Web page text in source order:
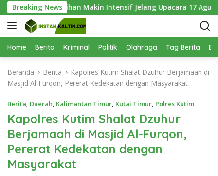
a
g
u
Breaking News
Latihan Makin Intensif Jelang Upacara 17 Agustus
Home Berita Kriminal Politik Olahraga Tag Berita
Beranda Berita
Kapolres Kutim Shalat Dzuhur Berjamaah di
Masjid Al-Furqon, Pererat Kedekatan dengan Masyarakat
Berita, Daerah, Kalimantan Timur, Kutai Timur, Polres Kutim
Kapolres Kutim Shalat Dzuhur
Berjamaah di Masjid Al-Furqon,
Pererat Kedekatan dengan
Masyarakat